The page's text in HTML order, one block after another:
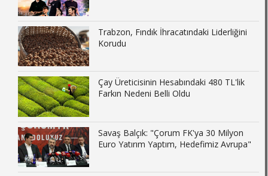
Trabzon, Fındık İhracatındaki Liderliğini
Korudu
Çay Üreticisinin Hesabındaki 480 TL'lik
Farkın Nedeni Belli Oldu
Savaş Balçık: "Çorum FK'ya 30 Milyon
Euro Yatırım Yaptım, Hedefimiz Avrupa"